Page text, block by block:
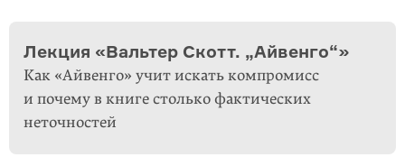
Лекция «Вальтер Скотт. „Айвенго“»
Как «Айвенго» учит искать компромисс
и почему в книге столько фактических
неточностей